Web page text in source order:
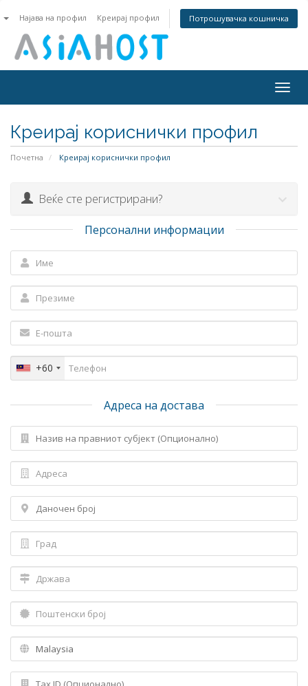
Најава на профил Креирај профил Потрошувачка кошничка
Креирај кориснички профил
Почетна Креирај кориснички профил
Веќе сте регистрирани?
Персонални информации
+60
Адреса на достава